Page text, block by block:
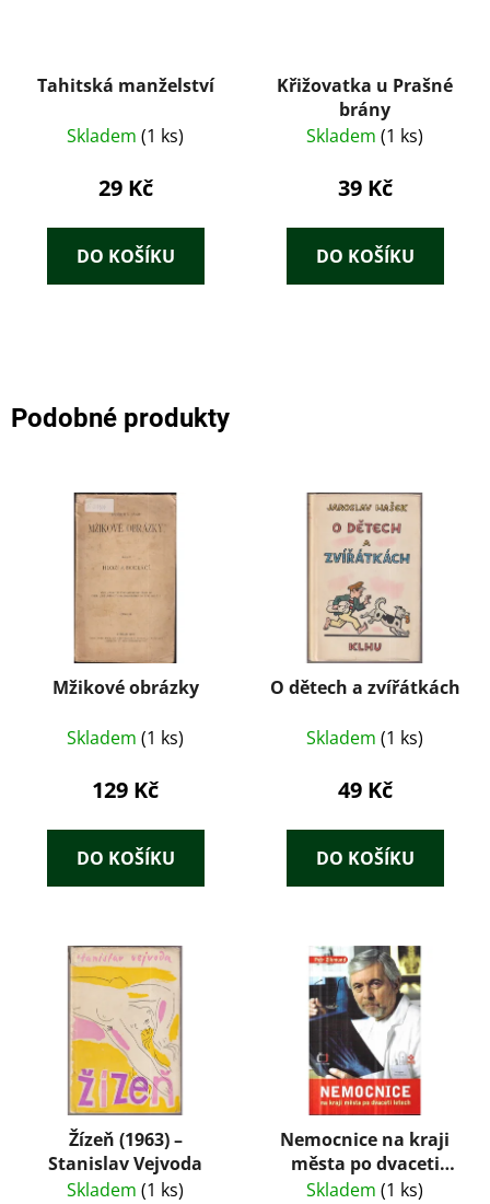
Tahitská manželství
Skladem (1 ks)
29 Kč
DO KOŠÍKU
Křižovatka u Prašné
brány
Skladem (1 ks)
39 Kč
DO KOŠÍKU
Podobné produkty
Mžikové obrázky
Skladem (1 ks)
129 Kč
DO KOŠÍKU
O dětech a zvířátkách
Skladem (1 ks)
49 Kč
DO KOŠÍKU
Žízeň (1963) –
Stanislav Vejvoda
Skladem (1 ks)
Nemocnice na kraji
města po dvaceti
letech : televizní
Skladem (1 ks)